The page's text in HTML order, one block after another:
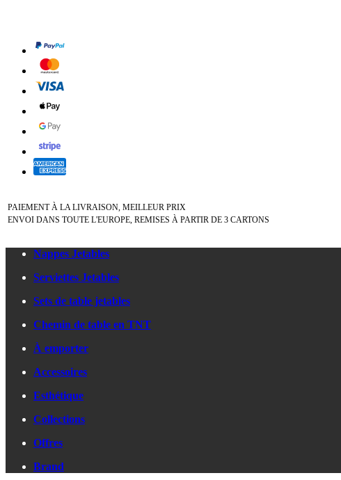
PAIEMENT À LA LIVRAISON, MEILLEUR PRIX
ENVOI DANS TOUTE L'EUROPE, REMISES À PARTIR DE 3 CARTONS
Nappes Jetables
Serviettes Jetables
Sets de table jetables
Chemin de table en TNT
À emporter
Accessoires
Esthétique
Collections
Offres
Brand